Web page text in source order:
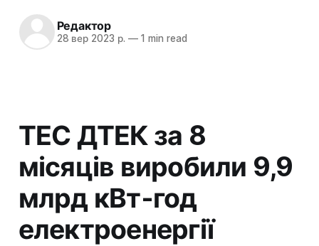
Редактор
28 вер 2023 р. —1 min read
ТЕС ДТЕК за 8
місяців виробили 9,9
млрд кВт-год
електроенергії